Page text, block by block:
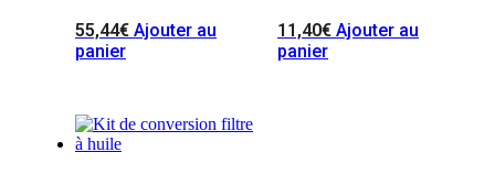
55,44€ Ajouter au
panier
11,40€ Ajouter au
panier